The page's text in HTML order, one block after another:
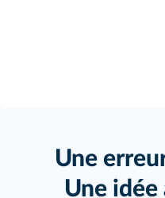
Une
Une idée